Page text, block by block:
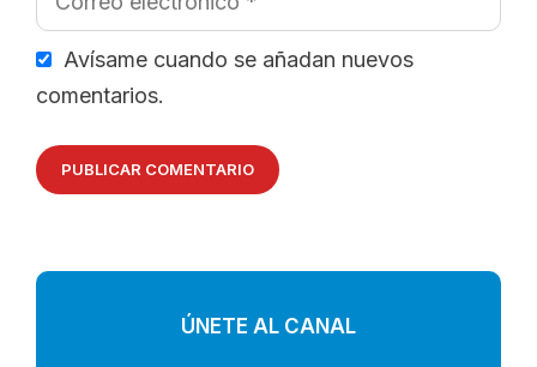
electrónico
Avísame cuando se añadan nuevos
comentarios.
ÚNETE AL CANAL